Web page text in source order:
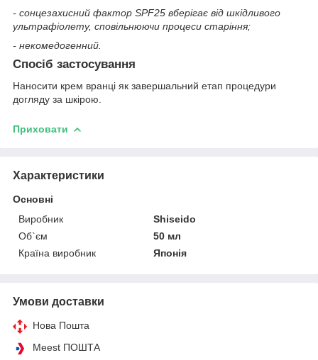
- сонцезахисний фактор SPF25 вберігає від шкідливого
ультрафіолету, сповільнюючи процеси старіння;
- некомедогенний.
Спосіб застосування
Наносити крем вранці як завершальний етап процедури
догляду за шкірою.
Приховати
Характеристики
Основні
Виробник
Shiseido
Об`єм
50 мл
Країна виробник
Японія
Умови доставки
Нова Пошта
Meest ПОШТА